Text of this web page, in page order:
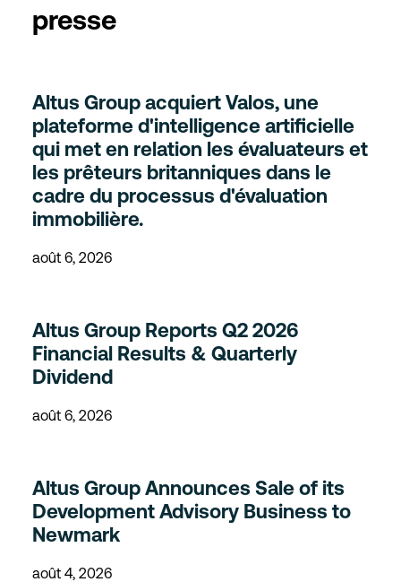
presse
Altus Group acquiert Valos, une
plateforme d'intelligence artificielle
qui met en relation les évaluateurs et
les prêteurs britanniques dans le
cadre du processus d'évaluation
immobilière.
août 6, 2026
Altus Group Reports Q2 2026
Financial Results & Quarterly
Dividend
août 6, 2026
Altus Group Announces Sale of its
Development Advisory Business to
Newmark
août 4, 2026